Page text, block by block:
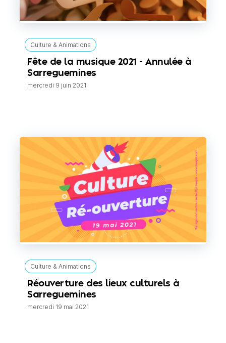
Culture & Animations
Fête de la musique 2021 - Annulée à
Sarreguemines
mercredi 9 juin 2021
Culture & Animations
Réouverture des lieux culturels à
Sarreguemines
mercredi 19 mai 2021